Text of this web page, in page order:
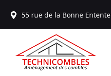
55 rue de la Bonne Entente